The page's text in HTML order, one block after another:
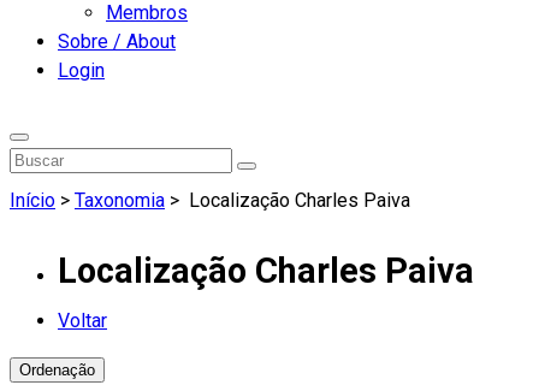
Membros
Sobre / About
Login
Início > Taxonomia > Localização Charles Paiva
Localização Charles Paiva
Voltar
Ordenação